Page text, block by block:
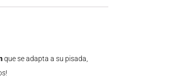
que se adapta a su pisada,